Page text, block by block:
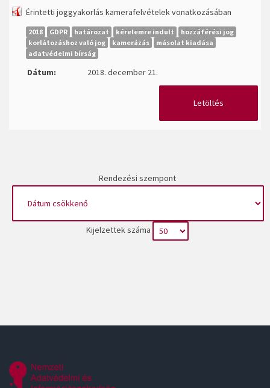
Érintetti joggyakorlás kamerafelvételek vonatkozásában
2018 GDPR határozat kérelemre indult
hozzáférési jog
korlátozáshoz való jog
kamerázás
másolat kiadása
adatvédelmi bírság
Dátum: 2018. december 21.
Letöltés
Rendezési szempont
Kijelzettek száma